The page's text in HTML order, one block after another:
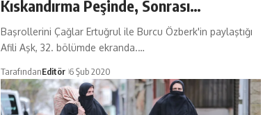
Kıskandırma Peşinde, Sonrası…
Başrollerini Çağlar Ertuğrul ile Burcu Özberk'in paylaştığı
Afili Aşk, 32. bölümde ekranda.…
TarafındanEditör 6 Şub 2020